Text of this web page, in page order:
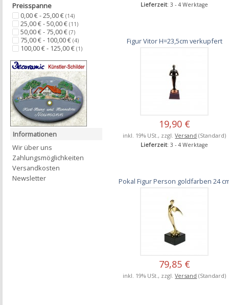
Lieferzeit: 3 - 4 Werktage
Figur Vitor H=23,5cm verkupfert
19,90 €
inkl. 19% USt., zzgl.Versand (Standard)
Lieferzeit: 3 - 4 Werktage
Pokal Figur Person goldfarben 24
79,85 €
inkl. 19% USt., zzgl.Versand (Standard)
Preisspanne
0,00 € - 25,00 € (14)
25,00 € - 50,00 € (11)
50,00 € - 75,00 € (7)
75,00 € - 100,00 € (4)
100,00 € - 125,00 € (1)
Informationen
Wir über uns
Zahlungsmöglichkeiten
Versandkosten
Newsletter